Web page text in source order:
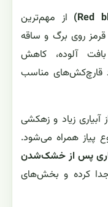
از مهم‌ترین
روی برگ و ساقه
آلوده، کاهش
قارچ‌کش‌های مناسب
آبیاری زیاد و زهکشی
پیاز همراه می‌شود.
پس از خشک‌شدن
جدا کرده و بخش‌های